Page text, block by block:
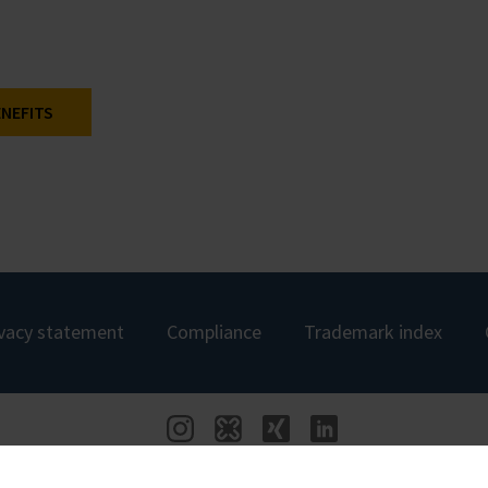
statement Compliance Trademark index